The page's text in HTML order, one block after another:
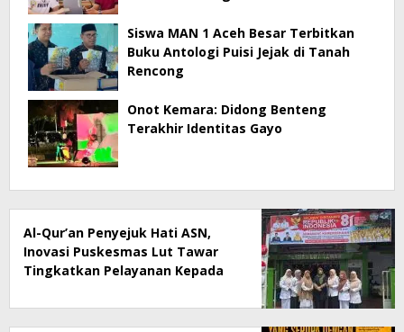
Siswa MAN 1 Aceh Besar Terbitkan
Buku Antologi Puisi Jejak di Tanah
Rencong
Onot Kemara: Didong Benteng
Terakhir Identitas Gayo
Al-Qur’an Penyejuk Hati ASN,
Inovasi Puskesmas Lut Tawar
Tingkatkan Pelayanan Kepada